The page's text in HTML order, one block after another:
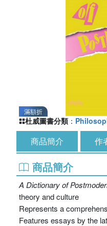
滿額折
杜威圖書分類 ：
商品簡介 作
商品簡介
A Dictionary of
theory and culture
Represents a
Features essays by the